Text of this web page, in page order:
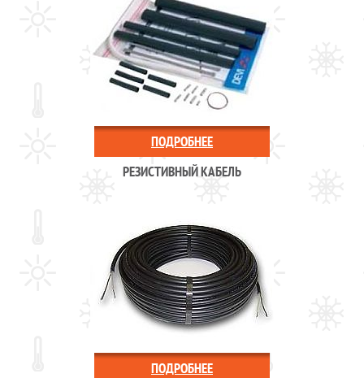
ПОДРОБНЕЕ
РЕЗИСТИВНЫЙ КАБЕЛЬ
ПОДРОБНЕЕ